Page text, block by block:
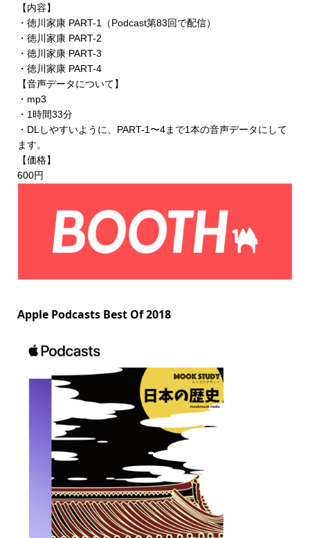
【内容】
・徳川家康 PART-1（Podcast第83回で配信）
・徳川家康 PART-2
・徳川家康 PART-3
・徳川家康 PART-4
【音声データについて】
・mp3
・1時間33分
・DLしやすいように、PART-1〜4まで1本の音声データにして
ます。
【価格】
600円
Apple Podcasts Best Of 2018